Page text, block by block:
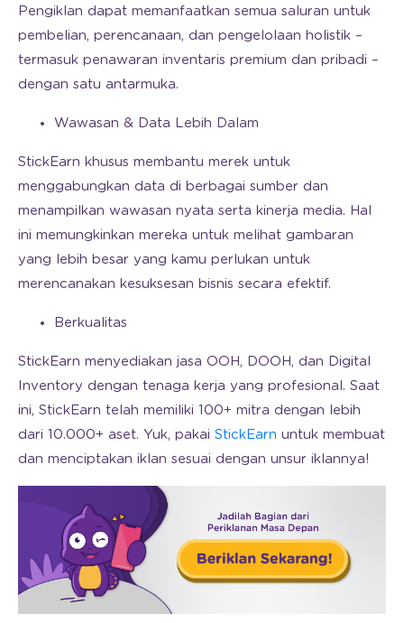
Pengiklan dapat memanfaatkan semua saluran untuk
pembelian, perencanaan, dan pengelolaan holistik –
termasuk penawaran inventaris premium dan pribadi –
dengan satu antarmuka.
Wawasan & Data Lebih Dalam
StickEarn khusus membantu merek untuk
menggabungkan data di berbagai sumber dan
menampilkan wawasan nyata serta kinerja media. Hal
ini memungkinkan mereka untuk melihat gambaran
yang lebih besar yang kamu perlukan untuk
merencanakan kesuksesan bisnis secara efektif.
Berkualitas
StickEarn menyediakan jasa OOH, DOOH, dan Digital
Inventory dengan tenaga kerja yang profesional. Saat
ini, StickEarn telah memiliki 100+ mitra dengan lebih
dari 10.000+ aset. Yuk, pakai StickEarn untuk membuat
dan menciptakan iklan sesuai dengan unsur iklannya!